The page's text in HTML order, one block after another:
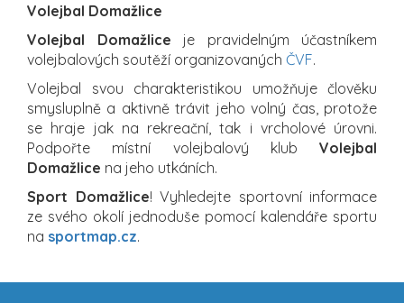
Volejbal Domažlice
Volejbal Domažlice je pravidelným účastníkem
volejbalových soutěží organizovaných ČVF.
Volejbal svou charakteristikou umožňuje člověku
smysluplně a aktivně trávit jeho volný čas, protože
se hraje jak na rekreační, tak i vrcholové úrovni.
Podpořte místní volejbalový klub Volejbal
Domažlice na jeho utkáních.
Sport Domažlice! Vyhledejte sportovní informace
ze svého okolí jednoduše pomocí kalendáře sportu
na sportmap.cz.